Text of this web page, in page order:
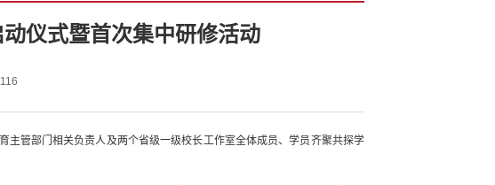
仪式暨首次集中研修活动
116
管部门相关负责人及两个省级一级校长工作室全体成员、学员齐聚共探学